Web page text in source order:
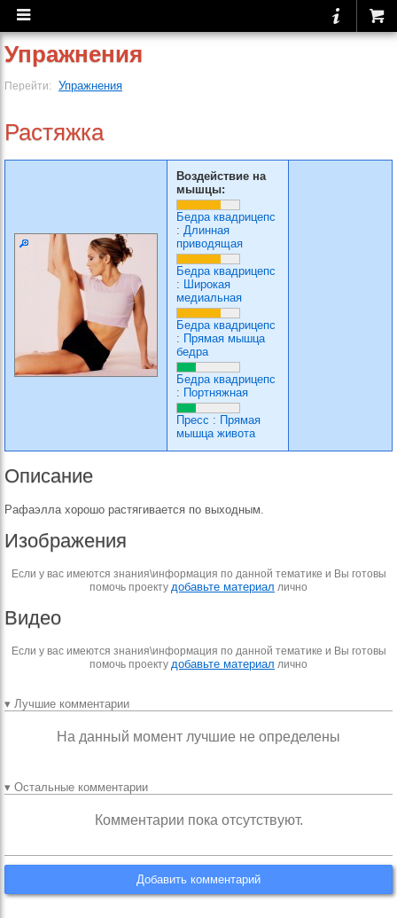
Упражнения
Перейти: Упражнения
Растяжка
Воздействие на
мышцы:
Бедра квадрицепс
: Длинная
приводящая
Бедра квадрицепс
: Широкая
медиальная
Бедра квадрицепс
: Прямая мышца
бедра
Бедра квадрицепс
: Портняжная
Пресс : Прямая
мышца живота
Описание
Рафаэлла хорошо растягивается по выходным.
Изображения
Если у вас имеются знания\информация по данной тематике и Вы готовы
помочь проекту добавьте материал лично
Видео
Если у вас имеются знания\информация по данной тематике и Вы готовы
помочь проекту добавьте материал лично
▾ Лучшие комментарии
На данный момент лучшие не определены
▾ Остальные комментарии
Комментарии пока отсутствуют.
Добавить комментарий